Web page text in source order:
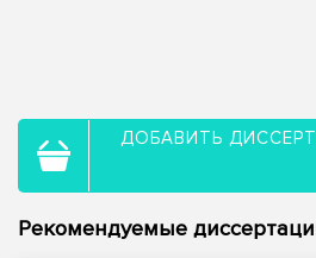
ДОБАВИТЬ
Рекомендуемые